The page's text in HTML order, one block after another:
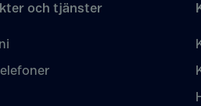
och tjänster